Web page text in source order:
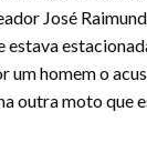
José
estava
um homem o
outra moto que